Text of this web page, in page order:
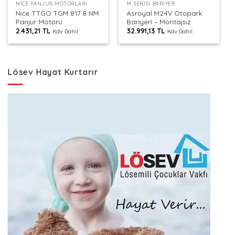
NICE PANJUR MOTORLARI
Nice TTGO TGM 817 8 NM
Panjur Motoru
2.431,21TL Kdv Dahil
M SERISI BARIYER
Asroyal M24V Otopark
Bariyeri – Montajsız
32.991,13TL Kdv Dahil
Lösev Hayat Kurtarır